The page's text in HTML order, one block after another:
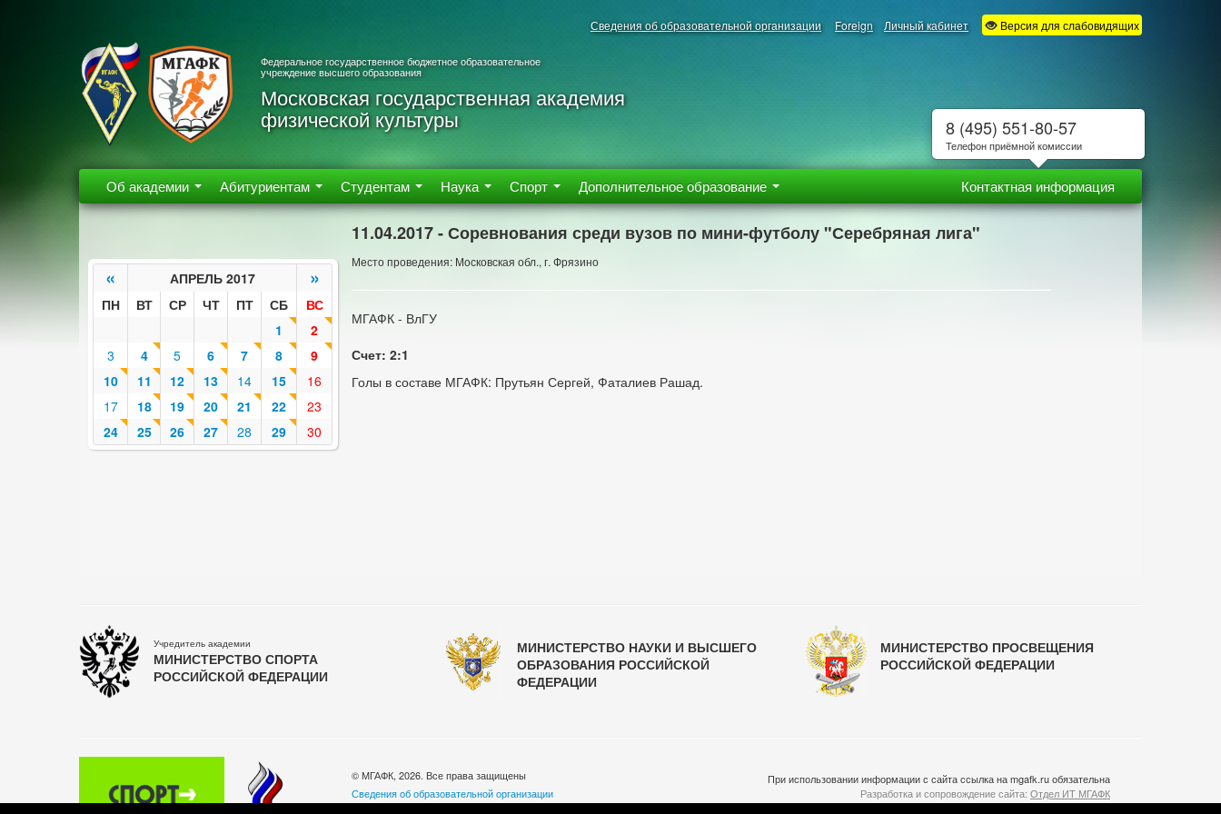
Сведения об образовательной организации Foreign Личный кабинет Версия для слабовидящих
Федеральное государственное бюджетное образовательное
учреждение высшего образования
Московская государственная академия
физической культуры
Об академии Абитуриентам Студентам Наука Спорт Дополнительное образование Контактная информация
« АПРЕЛЬ 2017 »
ПН ВТ СР ЧТ ПТ СБ
ВС
1
2
3
4 5 6 7 8
9
10
11 12 13 14 15
16
17
18 19 20 21 22
23
24
25 26 27 28 29 30
11.04.2017 - Соревнования среди вузов по мини-футболу "Серебряная лига"
Место проведения: Московская обл., г. Фрязино
МГАФК - ВлГУ
Счет: 2:1
Голы в составе МГАФК: Прутьян Сергей, Фаталиев Рашад.
Учредитель академии
МИНИСТЕРСТВО СПОРТА
РОССИЙСКОЙ ФЕДЕРАЦИИ
МИНИСТЕРСТВО НАУКИ И ВЫСШЕГО
ОБРАЗОВАНИЯ РОССИЙСКОЙ
ФЕДЕРАЦИИ
МИНИСТЕРСТВО ПРОСВЕЩЕНИЯ
РОССИЙСКОЙ ФЕДЕРАЦИИ
© МГАФК, 2026. Все права защищены
Сведения об образовательной организации
При использовании информации с сайта ссылка на mgafk.ru обязательна
Разработка и сопровождение сайта: Отдел ИТ МГАФК
Система управления контентом:temeshov.ru
8 (495) 551-80-57
Телефон приёмной комиссии